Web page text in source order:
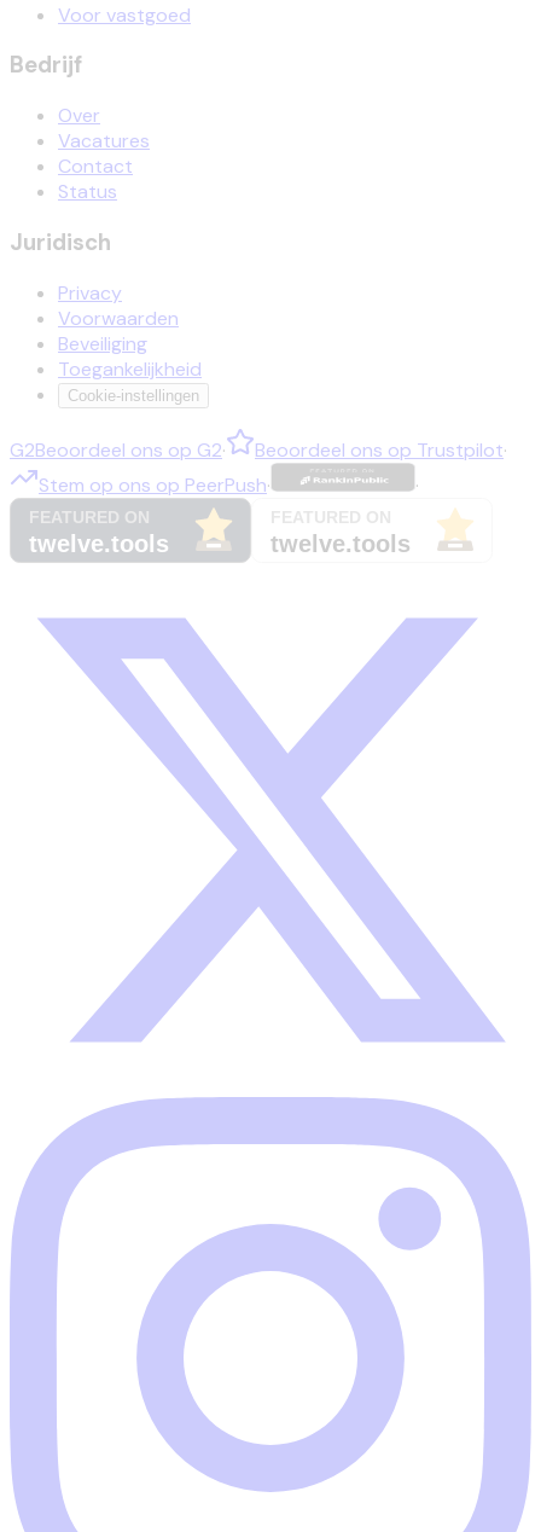
Voor vastgoed
Bedrijf
Over
Vacatures
Contact
Status
Juridisch
Privacy
Voorwaarden
Beveiliging
Toegankelijkheid
Cookie-instellingen
G2Beoordeel ons op G2· Beoordeel ons op Trustpilot·
Stem op ons op PeerPush· ·